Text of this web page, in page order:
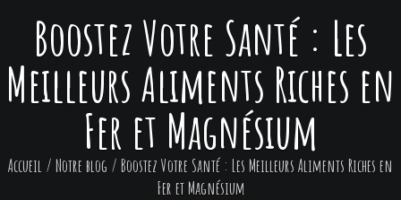
Boostez Votre Santé : Les
Meilleurs Aliments Riches en
Fer et Magnésium
Accueil / Notre blog / Boostez Votre Santé : Les Meilleurs Aliments Riches en
Fer et Magnésium